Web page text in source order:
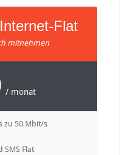
Flat
mitnehmen
/ monat
zu 50 Mbit/s
SMS Flat